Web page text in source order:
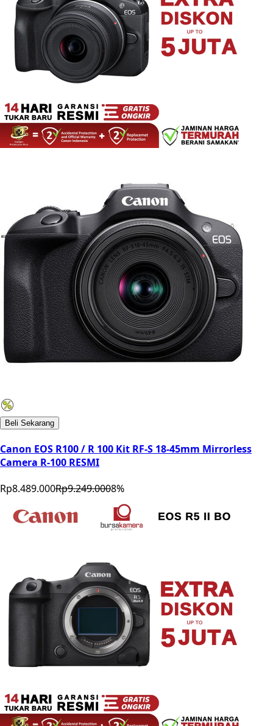
Beli Sekarang
Canon EOS R100 / R 100 Kit RF-S 18-45mm Mirrorless
Camera R-100 RESMI
Rp8.489.000Rp9.249.0008%